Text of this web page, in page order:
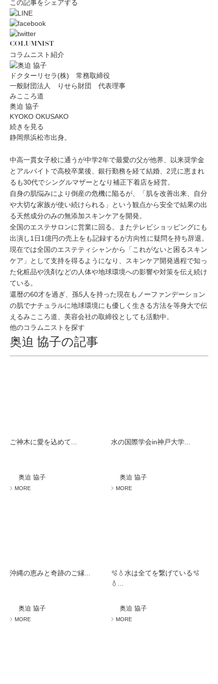
この記事をシェアする
COLUMNIST
コラムニスト紹介
ドクターリセラ(株) 常務取締役
一般財団法人 りせら財団 代表理事
みこころ道
奥迫 協子
KYOKO OKUSAKO
続きを見る
静岡県浜松市出身。
中高一貫女子校に通うが中学2年で最愛の父が他界、以来奨学金
とアルバイトで高校卒業後、銀行勤務を経て結婚、2児に恵まれ
るも30代でシングルマザーとなり補正下着店を経営。
自身の肌悩みにより倒産の危機に陥るが、「肌を改善出来、自分
や大切な家族が使い続けられる」という観点から安全で結果の出
る天然成分のみの無添加スキンケアを開発。
全国のエステサロンに営業に回る。またテレビショッピングにも
出演し1日1億円の売上をも記録するが方向性に疑問を持ち辞退。
現在では全国のエステティシャンから「これがないと困るスキン
ケア」として支持を得るようになり、スキンケア開発過程で知っ
た化粧品や洗剤などの人体や地球環境への影響や対策を伝え続け
ている。
還暦の60才を過ぎ、孫5人を持った現在もノーファンデーション
の肌でナチュラルに地球環境にも優しく生きる方法を等身大で伝
えるみこころ道、美容会社の取締役としても活動中。
他のコラムニストを探す
奥迫 協子の記事
ご神木に愛を込めて...
奥迫 協子
MORE
水の国際学会in神戸大学...
奥迫 協子
MORE
沖縄の恵みと奇跡のご縁...
奥迫 協子
MORE
🫧💧水は全てを繋げている🫧
💧...
奥迫 協子
MORE